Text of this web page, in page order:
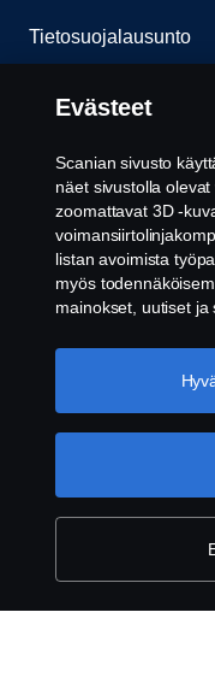
Tietosuojalausunto
Evästeet
Ota yhteyttä
Whistleblowing -
Evästeiden asetukset
© Copyright Scania
muutoksiin. Scania
VANTAA. Puh: +358 10
Evästeet
Scanian sivusto
näet sivustolla
zoomattavat 3D -
listan avoimista
myös
mainokset, uutiset ja
parantamiseksi, kun
"Hyväksyn
evästeistä löydät